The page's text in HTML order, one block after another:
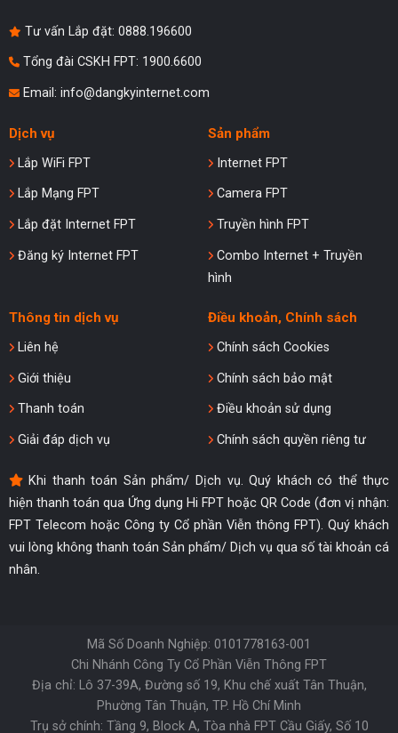
Tư vấn Lắp đặt: 0888.196600
Tổng đài CSKH FPT: 1900.6600
Email: info@dangkyinternet.com
Dịch vụ
Lắp WiFi FPT
Lắp Mạng FPT
Lắp đặt Internet FPT
Đăng ký Internet FPT
Sản phẩm
Internet FPT
Camera FPT
Truyền hình FPT
Combo Internet + Truyền
hình
Thông tin dịch vụ
Liên hệ
Giới thiệu
Thanh toán
Giải đáp dịch vụ
Điều khoản, Chính sách
Chính sách Cookies
Chính sách bảo mật
Điều khoản sử dụng
Chính sách quyền riêng tư
Khi thanh toán Sản phẩm/ Dịch vụ. Quý khách có thể thực
hiện thanh toán qua Ứng dụng Hi FPT hoặc QR Code (đơn vị nhận:
FPT Telecom hoặc Công ty Cổ phần Viễn thông FPT). Quý khách
vui lòng không thanh toán Sản phẩm/ Dịch vụ qua số tài khoản cá
nhân.
Mã Số Doanh Nghiệp: 0101778163-001
Chi Nhánh Công Ty Cổ Phần Viễn Thông FPT
Địa chỉ: Lô 37-39A, Đường số 19, Khu chế xuất Tân Thuận,
Phường Tân Thuận, TP. Hồ Chí Minh
Trụ sở chính: Tầng 9, Block A, Tòa nhà FPT Cầu Giấy, Số 10